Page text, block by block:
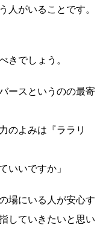
人がいることです。
きでしょう。
ースというのの最寄
のよみは『ララリ
いいですか」
場にいる人が安心す
していきたいと思い